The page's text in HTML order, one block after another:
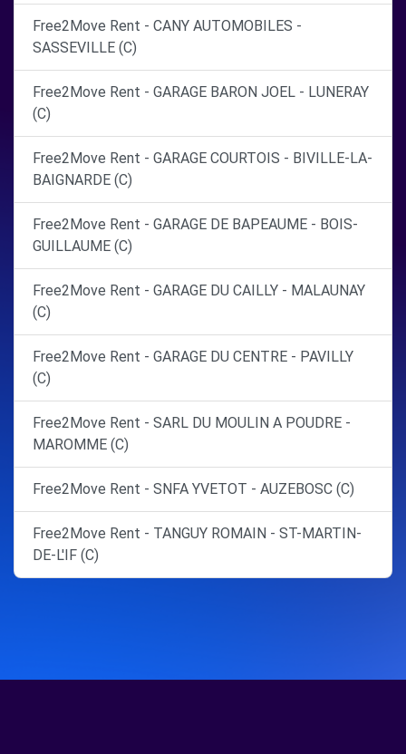
Free2Move Rent - CANY AUTOMOBILES -
SASSEVILLE (C)
Free2Move Rent - GARAGE BARON JOEL - LUNERAY
(C)
Free2Move Rent - GARAGE COURTOIS - BIVILLE-LA-
BAIGNARDE (C)
Free2Move Rent - GARAGE DE BAPEAUME - BOIS-
GUILLAUME (C)
Free2Move Rent - GARAGE DU CAILLY - MALAUNAY
(C)
Free2Move Rent - GARAGE DU CENTRE - PAVILLY
(C)
Free2Move Rent - SARL DU MOULIN A POUDRE -
MAROMME (C)
Free2Move Rent - SNFA YVETOT - AUZEBOSC (C)
Free2Move Rent - TANGUY ROMAIN - ST-MARTIN-
DE-L'IF (C)